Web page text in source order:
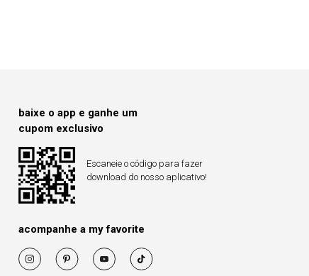
baixe o app e ganhe um
cupom exclusivo
Escaneie o código para fazer
download do nosso aplicativo!
acompanhe a my favorite